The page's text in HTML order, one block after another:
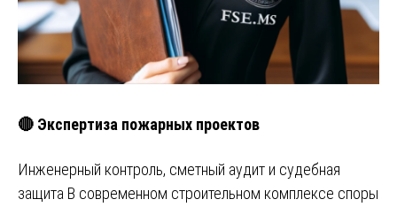
🔴 Экспертиза пожарных проектов
Инженерный контроль, сметный аудит и судебная
защита В современном строительном комплексе споры